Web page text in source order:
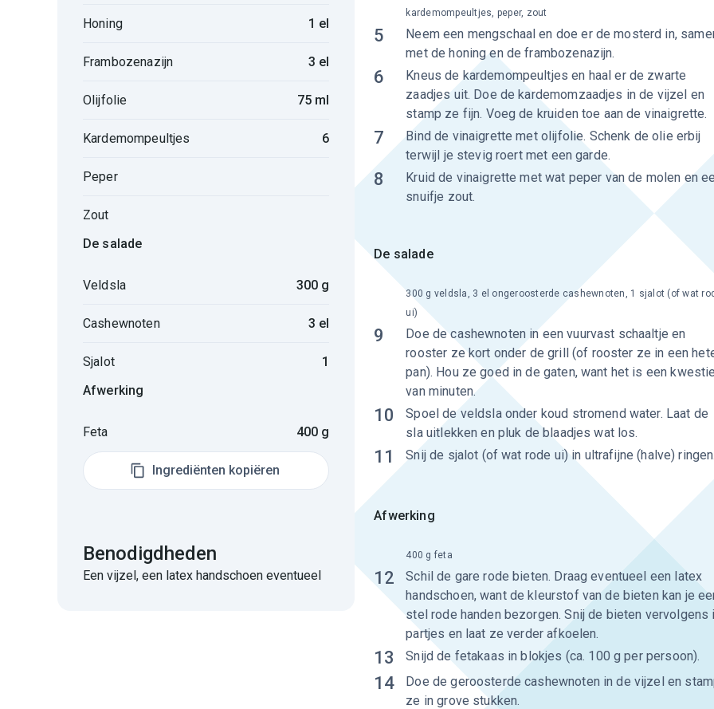
Honing 1 el
Frambozenazijn 3 el
Olijfolie 75 ml
Kardemompeultjes 6
Peper
Zout
De salade
Veldsla 300 g
Cashewnoten 3 el
Sjalot
1
Afwerking
Feta 400 g
Ingrediënten kopiëren
Benodigdheden
Een vijzel, een latex handschoen eventueel
5
Neem een mengschaal en doe er de mosterd in,
met de honing en de frambozenazijn.
kardemompeultjes, peper, zout
6
Kneus de kardemompeultjes en haal er de zwarte
zaadjes uit. Doe de kardemomzaadjes in de vijzel en
stamp ze fijn. Voeg de kruiden toe aan de vinaigrette.
7
Bind de vinaigrette met olijfolie. Schenk de olie erbij
terwijl je stevig roert met een garde.
8
Kruid de vinaigrette met wat peper van de molen en
snuifje zout.
De salade
9
Doe de cashewnoten in een vuurvast schaaltje en
rooster ze kort onder de grill (of rooster ze in een
pan). Hou ze goed in de gaten, want het is een kwestie
van minuten.
300 g veldsla, 3 el ongeroosterde cashewnoten, 1 sjalot (of wat
ui)
10
Spoel de veldsla onder koud stromend water. Laat de
sla uitlekken en pluk de blaadjes wat los.
11 Snij de sjalot (of wat rode ui) in ultrafijne (halve) ringen.
Afwerking
12
Schil de gare rode bieten. Draag eventueel een latex
handschoen, want de kleurstof van de bieten kan je
stel rode handen bezorgen. Snij de bieten vervolgens
partjes en laat ze verder afkoelen.
400 g feta
13 Snijd de fetakaas in blokjes (ca. 100 g per persoon).
14
Doe de geroosterde cashewnoten in de vijzel en
ze in grove stukken.